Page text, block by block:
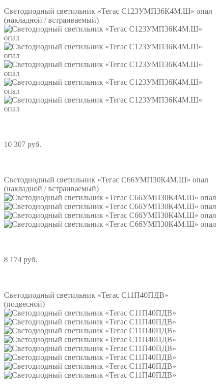
Светодиодный светильник «Тегас С123УМП36К4М.Ш» опал
(накладной / встраиваемый)
10 307 руб.
Светодиодный светильник «Тегас С66УМП30К4М.Ш» опал
(накладной / встраиваемый)
8 174 руб.
Светодиодный светильник «Тегас С11П40ПДВ»
(подвесной)